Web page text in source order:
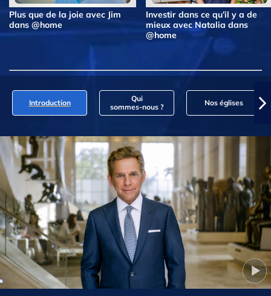
Plus que de la joie avec Jim
dans @home
Investir dans ce qu’il y a de
mieux avec Natalia dans
@home
Introduction
Qui
sommes‑nous ?
Nos églises